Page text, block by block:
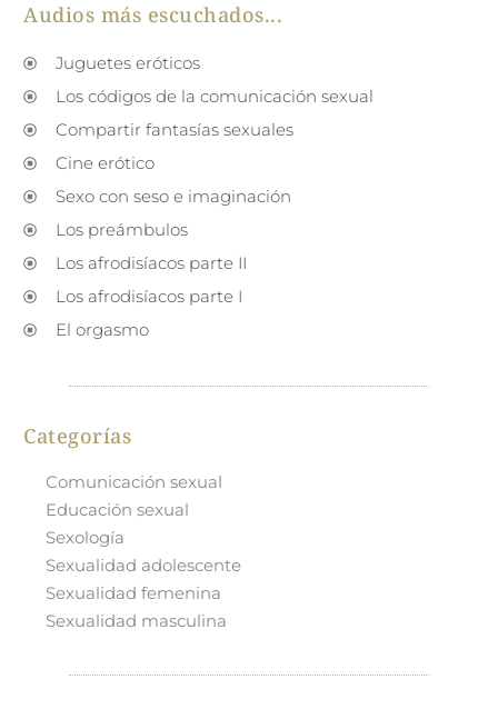
Audios más escuchados...
Juguetes eróticos
Los códigos de la comunicación sexual
Compartir fantasías sexuales
Cine erótico
Sexo con seso e imaginación
Los preámbulos
Los afrodisíacos parte II
Los afrodisíacos parte I
El orgasmo
Categorías
Comunicación sexual
Educación sexual
Sexología
Sexualidad adolescente
Sexualidad femenina
Sexualidad masculina